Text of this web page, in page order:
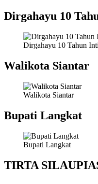
Dirgahayu 10
Dirgahayu 10 Tahun
Walikota Siantar
Walikota Siantar
Bupati Langkat
Bupati Langkat
TIRTA